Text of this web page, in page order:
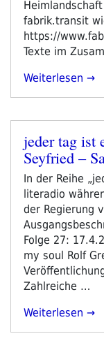
fabrik.transit
https://
Texte im
„jeder
Ein
Gedicht
#36:
Herbert
Christian
Stöger
–
Heimlandschaft“
Weiterlesen
Veröffentlicht
am
jeder tag ist
Seyfried –
In der Reihe
literadio
der Regierung
Folge 27:
my soul Rolf
Zahlreiche …
„jeder
Weiterlesen